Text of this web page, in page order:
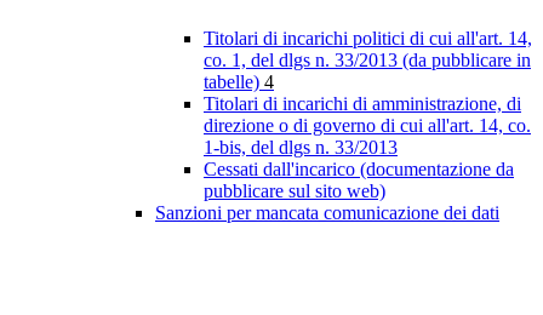
Titolari di incarichi politici di cui all'art. 14,
co. 1, del dlgs n. 33/2013 (da pubblicare in
tabelle) 4
Titolari di incarichi di amministrazione, di
direzione o di governo di cui all'art. 14, co.
1-bis, del dlgs n. 33/2013
Cessati dall'incarico (documentazione da
pubblicare sul sito web)
Sanzioni per mancata comunicazione dei dati